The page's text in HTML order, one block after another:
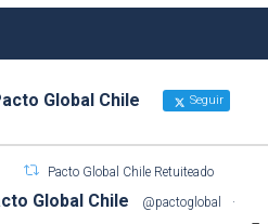
Global Chile Seguir
Pacto Global Chile Retuiteado
Global Chile @pactoglobal
·